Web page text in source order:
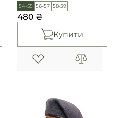
54-55 56-57 58-59
480 ₴
Купити